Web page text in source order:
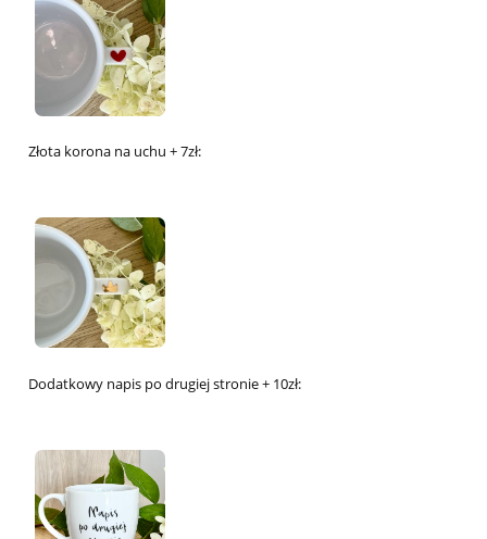
Złota korona na uchu + 7zł:
Dodatkowy napis po drugiej stronie + 10zł: